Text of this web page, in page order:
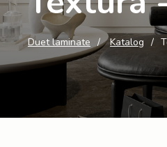
Duet laminate Katalog